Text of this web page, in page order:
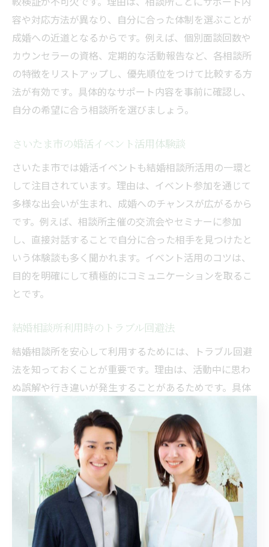
容や対応方法が異なり、自分に合った体制を選ぶことが
成婚への近道となるからです。例えば、個別面談回数や
カウンセラーの資格、定期的な活動報告など、各相談所
の特徴をリストアップし、優先順位をつけて比較する方
法が有効です。具体的なサポート内容を事前に確認し、
自分の希望に合う相談所を選びましょう。
さいたま市の婚活イベント活用体験談
さいたま市では婚活イベントも結婚相談所活用の一環と
して注目されています。理由は、イベント参加を通じて
多様な出会いが生まれ、成婚へのチャンスが広がるから
です。例えば、相談所主催の交流会やセミナーに参加
し、直接対話することで自分に合った相手を見つけたと
いう体験談も多く聞かれます。イベント活用のコツは、
目的を明確にして積極的にコミュニケーションを取るこ
とです。
結婚相談所利用時のトラブル回避法
結婚相談所を安心して利用するためには、トラブル回避
法を知っておくことが重要です。理由は、活動中に思わ
ぬ誤解や行き違いが発生することがあるためです。具体
的な対策として、契約内容やルールを事前に確認し、疑
問点はカウンセラーに必ず相談すること、連絡の記録を
残すことなどが挙げられます。問題が発生した場合も冷
静に対応し、信頼できるサポートを受けることが大切で
信頼される結婚相談所の選び方体験記
信頼できる結婚相談所を選ぶには、実際の利用者体験記